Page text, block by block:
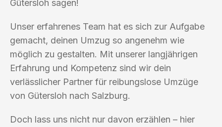
Gütersloh sagen!
Unser erfahrenes Team hat es sich zur Aufgabe
gemacht, deinen Umzug so angenehm wie
möglich zu gestalten. Mit unserer langjährigen
Erfahrung und Kompetenz sind wir dein
verlässlicher Partner für reibungslose Umzüge
von Gütersloh nach Salzburg.
Doch lass uns nicht nur davon erzählen – hier